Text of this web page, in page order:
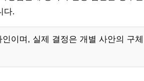
다.
이며, 실제 결정은 개별 사안의 구체